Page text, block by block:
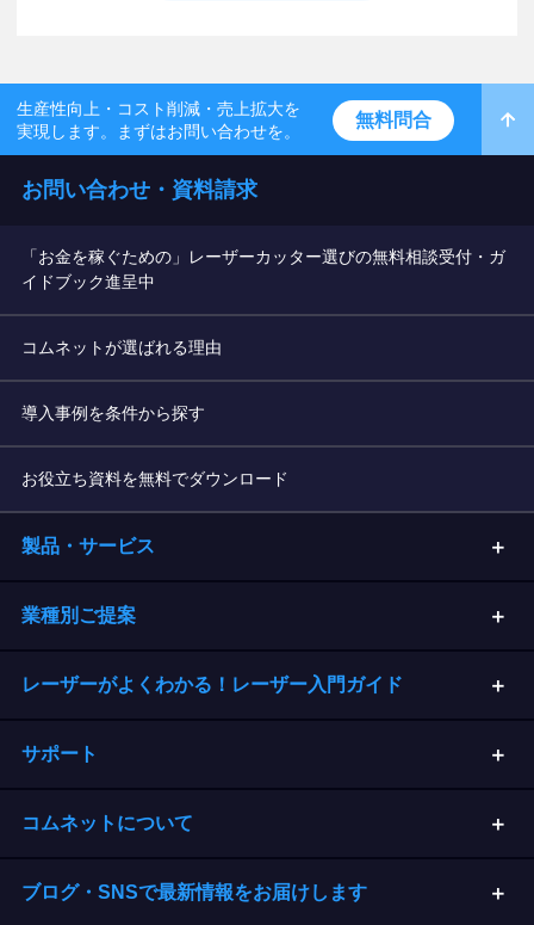
生産性向上・コスト削減・売上拡大を
実現します。まずはお問い合わせを。
無料問合
お問い合わせ・資料請求
「お金を稼ぐための」レーザーカッター選びの無料相談受付・ガ
イドブック進呈中
コムネットが選ばれる理由
導入事例を条件から探す
お役立ち資料を無料でダウンロード
製品・サービス
業種別ご提案
レーザーがよくわかる！レーザー入門ガイド
サポート
コムネットについて
ブログ・SNSで最新情報をお届けします